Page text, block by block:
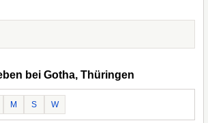
bei Gotha, Thüringen
M S W